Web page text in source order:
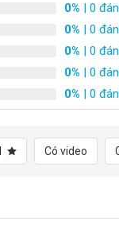
0% | 0
0% | 0
0% | 0
0% | 0
0% | 0
Có video